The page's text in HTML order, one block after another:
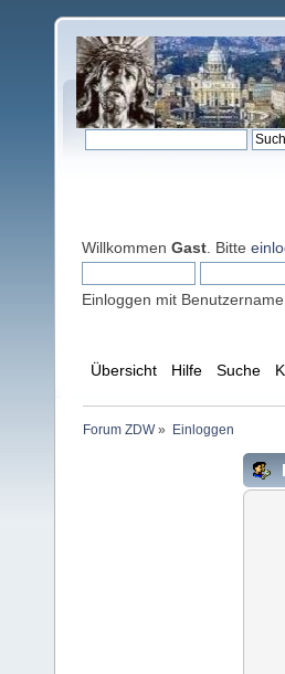
Willkommen Gast . Bitte
Einloggen mit
Übersicht Hilfe Suche
Forum ZDW» Einloggen